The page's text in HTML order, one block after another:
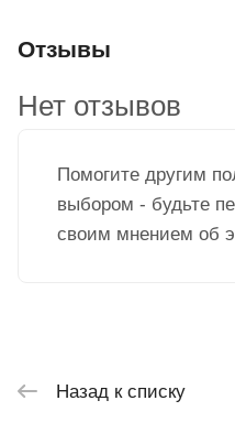
Отзывы
Помогите другим
выбором - будьте
своим мнением об
Нет отзывов
Назад к списку